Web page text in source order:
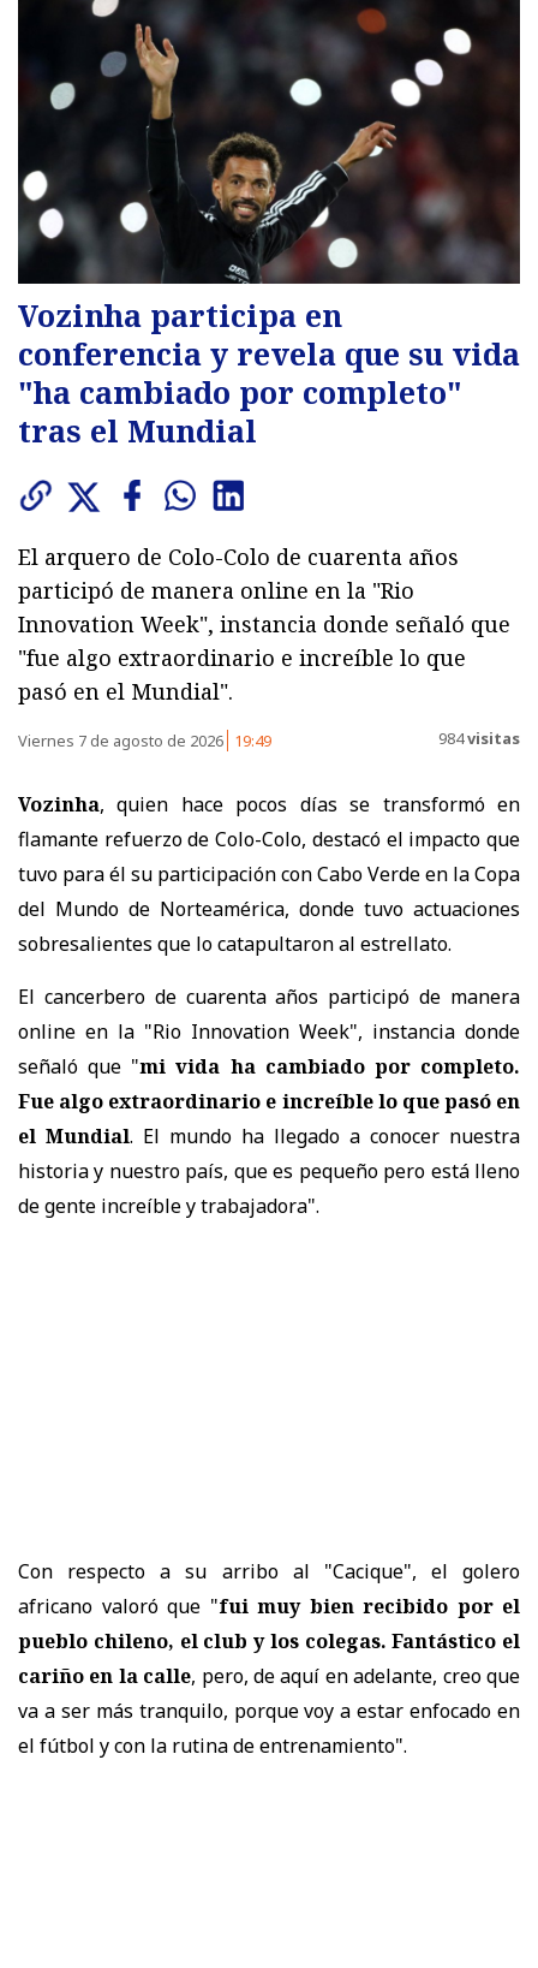
Vozinha participa en
conferencia y revela que su vida
"ha cambiado por completo"
tras el Mundial
El arquero de Colo-Colo de cuarenta años
participó de manera online en la "Rio
Innovation Week", instancia donde señaló que
"fue algo extraordinario e increíble lo que
pasó en el Mundial".
Viernes 7 de agosto de 2026 19:49 984visitas
Vozinha, quien hace pocos días se transformó en
flamante refuerzo de Colo-Colo, destacó el impacto que
tuvo para él su participación con Cabo Verde en la Copa
del Mundo de Norteamérica, donde tuvo actuaciones
sobresalientes que lo catapultaron al estrellato.
El cancerbero de cuarenta años participó de manera
online en la "Rio Innovation Week", instancia donde
señaló que "mi vida ha cambiado por completo.
Fue algo extraordinario e increíble lo que pasó en
el Mundial. El mundo ha llegado a conocer nuestra
historia y nuestro país, que es pequeño pero está lleno
de gente increíble y trabajadora".
Con respecto a su arribo al "Cacique", el golero
africano valoró que "fui muy bien recibido por el
pueblo chileno, el club y los colegas. Fantástico el
cariño en la calle, pero, de aquí en adelante, creo que
va a ser más tranquilo, porque voy a estar enfocado en
el fútbol y con la rutina de entrenamiento".